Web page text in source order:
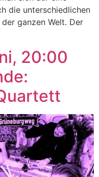
die unterschiedlichen
ganzen Welt. Der
20:00